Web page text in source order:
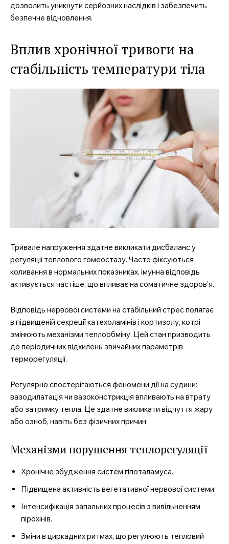
MedTerms.com.ua
професійний медичний
портал
SUBSCRIBE NOW
Company
Про нас
Мій акаунт
Медичні книги
дозволить уникнути серйозних наслідків і забезпечить
безпечне відновлення.
Вплив хронічної тривоги на
стабільність температури тіла
Тривале напруження здатне викликати дисбаланс у
регуляції теплового гомеостазу. Часто фіксуються
коливання в нормальних показниках, імунна відповідь
активується частіше, що впливає на соматичне здоров’я.
Відповідь нервової системи на стабільний стрес полягає
в підвищеній секреції катехоламінів і кортизолу, котрі
змінюють механізми теплообміну. Цей стан призводить
до періодичних відхилень звичайних параметрів
терморегуляції.
Регулярно спостерігаються феномени дії на судини:
вазодилатація чи вазоконстрикція впливають на втрату
або затримку тепла. Це здатне викликати відчуття жару
або озноб, навіть без фізичних причин.
Механізми порушення теплорегуляції
Хронічне збудження систем гіпоталамуса.
Підвищена активність вегетативної нервової системи.
Інтенсифікація запальних процесів з вивільненням
пірохінів.
Зміни в циркадних ритмах, що регулюють тепловий